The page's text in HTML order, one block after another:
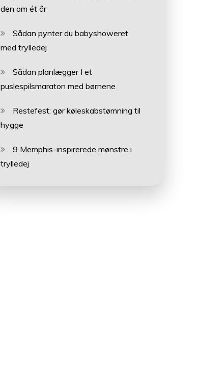
den om ét år
Sådan pynter du babyshoweret
med trylledej
Sådan planlægger I et
puslespilsmaraton med børnene
Restefest: gør køleskabstømning til
hygge
9 Memphis-inspirerede mønstre i
trylledej